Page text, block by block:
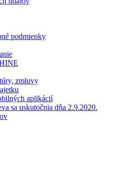
podmienky
zmluvy
aplikácií
sa uskutočnia dňa 2.9.2020.